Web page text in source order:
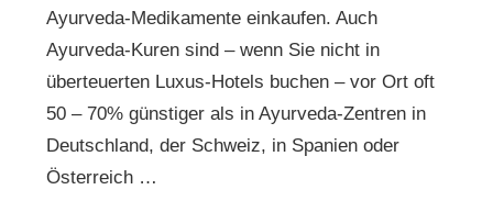
Ayurveda-Medikamente einkaufen. Auch
Ayurveda-Kuren sind – wenn Sie nicht in
überteuerten Luxus-Hotels buchen – vor Ort oft
50 – 70% günstiger als in Ayurveda-Zentren in
Deutschland, der Schweiz, in Spanien oder
Österreich …